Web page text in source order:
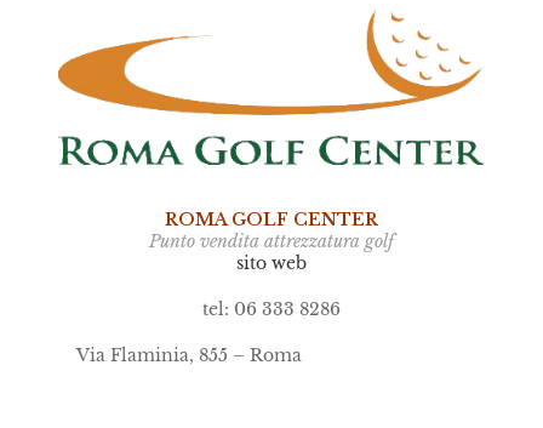
ROMA GOLF CENTER
Punto vendita attrezzatura golf
sito web
tel: 06 333 8286
Via Flaminia, 855 – Roma